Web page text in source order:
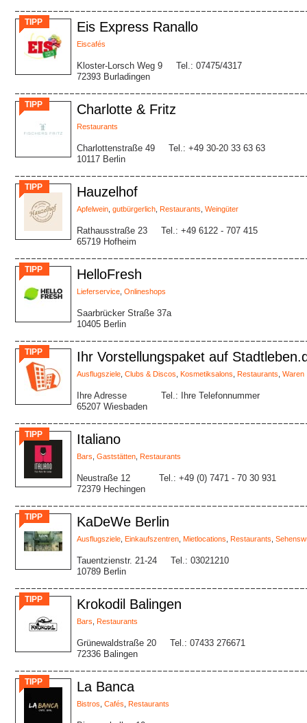
TIPP Eis Express Ranallo
Eiscafés
Kloster-Lorsch Weg 9
72393 Burladingen
Tel.: 07475/4317
TIPP Charlotte & Fritz
Restaurants
Charlottenstraße 49
10117 Berlin
Tel.: +49 30-20 33 63 63
TIPP Hauzelhof
Apfelwein gutbürgerlich Restaurants Weingüter
Rathausstraße 23
65719 Hofheim
Tel.: +49 6122 - 707 415
TIPP HelloFresh
Lieferservice Onlineshops
Saarbrücker Straße 37a
10405 Berlin
TIPP Ihr Vorstellungspaket auf
Ausflugsziele Clubs & Discos Kosmetiksalons Restaurants Waren
Ihre Adresse
65207 Wiesbaden
Tel.: Ihre Telefonnummer
TIPP Italiano
Bars Gaststätten Restaurants
Neustraße 12
72379 Hechingen
Tel.: +49 (0) 7471 - 70 30 931
TIPP KaDeWe Berlin
Ausflugsziele Einkaufszentren Mietlocations Restaurants
Tauentzienstr. 21-24
10789 Berlin
Tel.: 03021210
TIPP Krokodil Balingen
Bars Restaurants
Grünewaldstraße 20
72336 Balingen
Tel.: 07433 276671
TIPP La Banca
Bistros Cafés Restaurants